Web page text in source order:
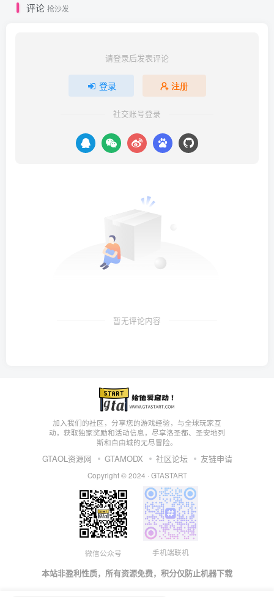
评论 抢沙发
请登录后发表评论
登录 注册
社交账号登录
暂无评论内容
加入我们的社区，分享您的游戏经验，与全球玩家互
动，获取独家奖励和活动信息，尽享洛圣都、圣安地列
斯和自由城的无尽冒险。
GTAOL资源网 GTAMODX 社区论坛 友链申请
Copyright © 2024 · GTASTART
微信公众号 手机端联机
本站非盈利性质，所有资源免费，积分仅防止机器下载